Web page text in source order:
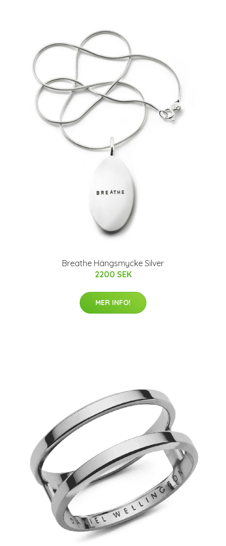
Breathe Hängsmycke Silver
2200 SEK
MER INFO!